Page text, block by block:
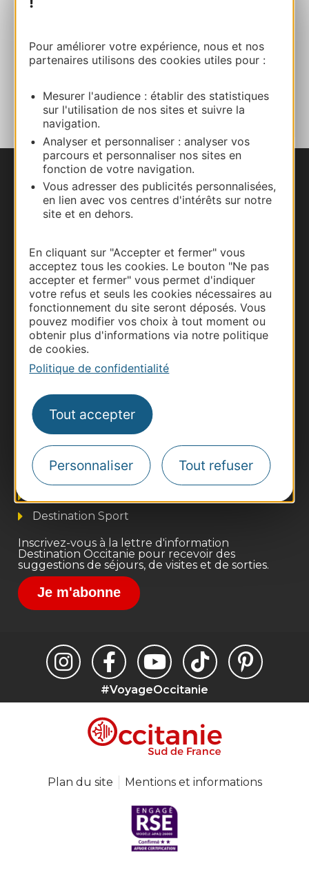
Pour améliorer votre expérience, nous et nos
partenaires utilisons des cookies utiles pour :
Mesurer l'audience : établir des statistiques
sur l'utilisation de nos sites et suivre la
navigation.
Analyser et personnaliser : analyser vos
parcours et personnaliser nos sites en
fonction de votre navigation.
Vous adresser des publicités personnalisées,
en lien avec vos centres d'intérêts sur notre
site et en dehors.
En cliquant sur "Accepter et fermer" vous
acceptez tous les cookies. Le bouton "Ne pas
accepter et fermer" vous permet d'indiquer
votre refus et seuls les cookies nécessaires au
fonctionnement du site seront déposés. Vous
pouvez modifier vos choix à tout moment ou
obtenir plus d'informations via notre politique
de cookies.
Politique de confidentialité
Tout accepter
Personnaliser Tout refuser
Site internet
AU CARNET
Nous contacter
Carte interactive
Documentation
Thermalisme
Business/Mice
Pros d'Occitanie
Site presse et d'influence
Destination Sport
Inscrivez-vous à la lettre d'information
Destination Occitanie pour recevoir des
suggestions de séjours, de visites et de sorties.
Je m'abonne
#VoyageOccitanie
Plan du site Mentions et informations